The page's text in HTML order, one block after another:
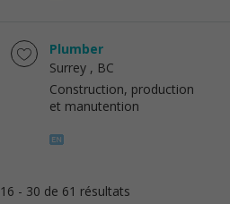
Plumber
Surrey , BC
Construction, production
et manutention
16 - 30 de 61 résultats